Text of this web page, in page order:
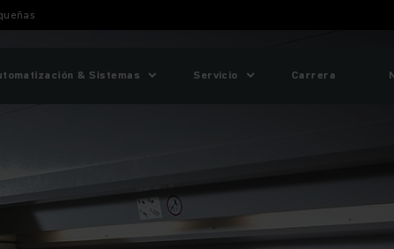
& Sistemas Servicio Carrera